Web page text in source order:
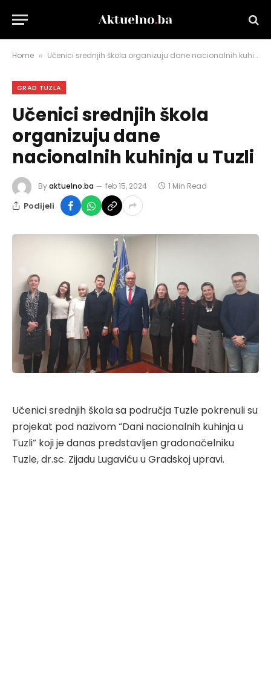
Home » Učenici srednjih škola organizuju dane nacionalnih kuhinja u Tuzli
GRAD TUZLA
Učenici srednjih škola
organizuju dane
nacionalnih kuhinja u Tuzli
Byaktuelno.ba feb 15, 2024 1 Min Read
Podijeli
Učenici srednjih škola sa područja Tuzle pokrenuli su
projekat pod nazivom “Dani nacionalnih kuhinja u
Tuzli” koji je danas predstavljen gradonačelniku
Tuzle, dr.sc. Zijadu Lugaviću u Gradskoj upravi.